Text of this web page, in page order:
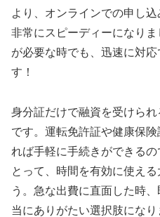
より、オンラインでの申し
非常にスピーディーになり
が必要な時でも、迅速に対
す！
身分証だけで融資を受けら
です。運転免許証や健康保
れば手軽に手続きができる
とって、時間を有効に使え
う。急な出費に直面した時
当にありがたい選択肢になり